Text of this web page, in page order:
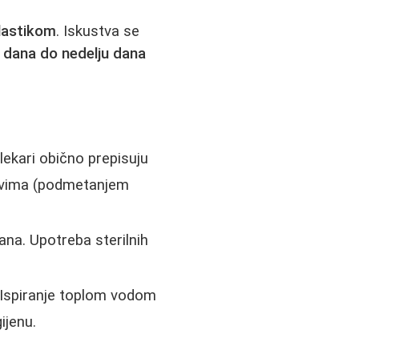
. Iskustva se
do nedelju dana
obično prepisuju
(podmetanjem
Upotreba sterilnih
toplom vodom